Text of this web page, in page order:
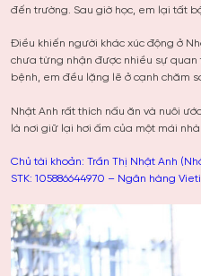
đến trường. Sau giờ học, em lại tất
Điều khiến người khác xúc động ở
chưa từng nhận được nhiều sự
bệnh, em đều lặng lẽ ở cạnh chăm
Nhật Anh rất thích nấu ăn và nuôi
là nơi giữ lại hơi ấm của một mái
Chủ tài khoản: Trần Thị Nhật Anh
STK: 105886644970 – Ngân hàng